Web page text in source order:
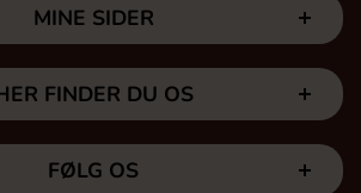
MINE SIDER
FINDER DU OS
FØLG OS